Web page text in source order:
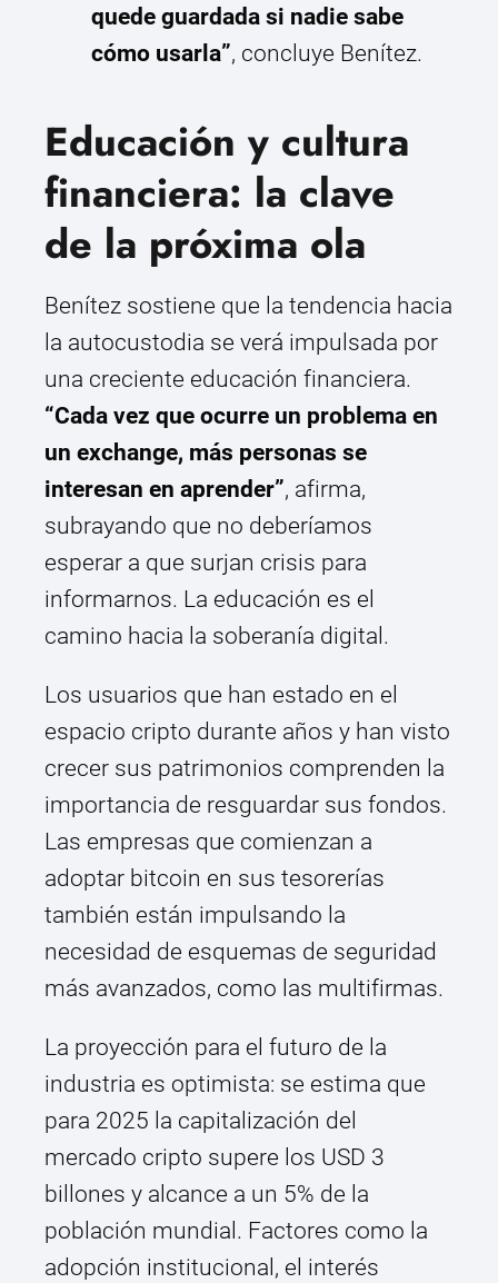
quede guardada si nadie sabe
cómo usarla”, concluye Benítez.
Educación y cultura
financiera: la clave
de la próxima ola
Benítez sostiene que la tendencia hacia
la autocustodia se verá impulsada por
una creciente educación financiera.
“Cada vez que ocurre un problema en
un exchange, más personas se
interesan en aprender”, afirma,
subrayando que no deberíamos
esperar a que surjan crisis para
informarnos. La educación es el
camino hacia la soberanía digital.
Los usuarios que han estado en el
espacio cripto durante años y han visto
crecer sus patrimonios comprenden la
importancia de resguardar sus fondos.
Las empresas que comienzan a
adoptar bitcoin en sus tesorerías
también están impulsando la
necesidad de esquemas de seguridad
más avanzados, como las multifirmas.
La proyección para el futuro de la
industria es optimista: se estima que
para 2025 la capitalización del
mercado cripto supere los USD 3
billones y alcance a un 5% de la
población mundial. Factores como la
adopción institucional, el interés